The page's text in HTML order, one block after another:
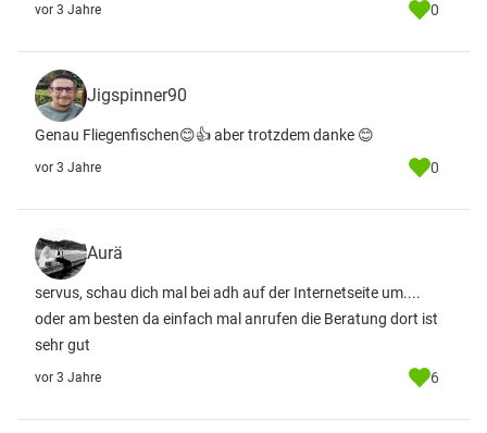
vor 3 Jahre 0
Jigspinner90
Genau Fliegenfischen😊👍 aber trotzdem danke 😊
vor 3 Jahre 0
Aurä
servus, schau dich mal bei adh auf der Internetseite um....
oder am besten da einfach mal anrufen die Beratung dort ist
sehr gut
vor 3 Jahre 6